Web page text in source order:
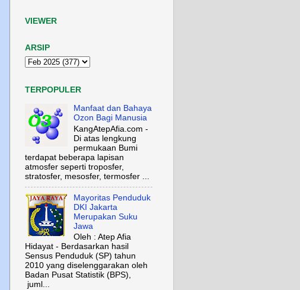
VIEWER
ARSIP
TERPOPULER
Manfaat dan Bahaya
Ozon Bagi Manusia
KangAtepAfia.com -
Di atas lengkung
permukaan Bumi
terdapat beberapa lapisan
atmosfer seperti troposfer,
stratosfer, mesosfer, termosfer ...
Mayoritas Penduduk
DKI Jakarta
Merupakan Suku
Jawa
Oleh : Atep Afia
Hidayat - Berdasarkan hasil
Sensus Penduduk (SP) tahun
2010 yang diselenggarakan oleh
Badan Pusat Statistik (BPS),
juml...